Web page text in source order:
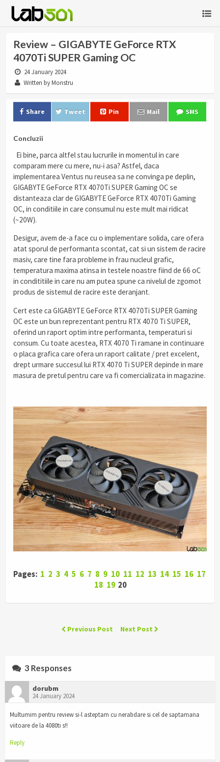
Review – GIGABYTE GeForce RTX
4070Ti SUPER Gaming OC
24 January 2024
Written by Monstru
Share Tweet Pin Mail SMS
Concluzii
Ei bine, parca altfel stau lucrurile in momentul in care
comparam mere cu mere, nu-i asa? Astfel, daca
implementarea Ventus nu reusea sa ne convinga pe deplin,
GIGABYTE GeForce RTX 4070Ti SUPER Gaming OC se
distanteaza clar de GIGABYTE GeForce RTX 4070Ti Gaming
OC, in conditiile in care consumul nu este mult mai ridicat
(~20W).
Desigur, avem de-a face cu o implementare solida, care ofera
atat sporul de performanta scontat, cat si un sistem de racire
masiv, care tine fara probleme in frau nucleul grafic,
temperatura maxima atinsa in testele noastre fiind de 66 oC
in condititiile in care nu am putea spune ca nivelul de zgomot
produs de sistemul de racire este deranjant.
Cert este ca GIGABYTE GeForce RTX 4070Ti SUPER Gaming
OC este un bun reprezentant pentru RTX 4070 Ti SUPER,
oferind un raport optim intre performanta, temperaturi si
consum. Cu toate acestea, RTX 4070 Ti ramane in continuare
o placa grafica care ofera un raport calitate / pret excelent,
drept urmare succesul lui RTX 4070 Ti SUPER depinde in mare
masura de pretul pentru care va fi comercializata in magazine.
Pages: 1 2 3 4 5 6 7 8 9 10 11 12 13 14 15 16 17
18 19 20
Previous Post Next Post
3 Responses
dorubm
24 January 2024
Multumim pentru review si-l asteptam cu nerabdare si cel de saptamana
viitoare de la 4080ti s!!
Reply